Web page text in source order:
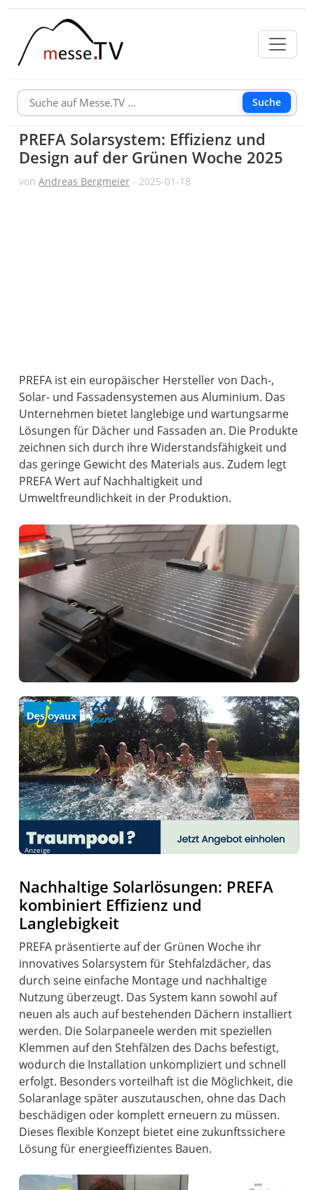
Suche
PREFA Solarsystem: Effizienz und
Design auf der Grünen Woche 2025
vonAndreas Bergmeier - 2025-01-18
PREFA ist ein europäischer Hersteller von Dach-,
Solar- und Fassadensystemen aus Aluminium. Das
Unternehmen bietet langlebige und wartungsarme
Lösungen für Dächer und Fassaden an. Die Produkte
zeichnen sich durch ihre Widerstandsfähigkeit und
das geringe Gewicht des Materials aus. Zudem legt
PREFA Wert auf Nachhaltigkeit und
Umweltfreundlichkeit in der Produktion.
Anzeige
Nachhaltige Solarlösungen: PREFA
kombiniert Effizienz und
Langlebigkeit
PREFA präsentierte auf der Grünen Woche ihr
innovatives Solarsystem für Stehfalzdächer, das
durch seine einfache Montage und nachhaltige
Nutzung überzeugt. Das System kann sowohl auf
neuen als auch auf bestehenden Dächern installiert
werden. Die Solarpaneele werden mit speziellen
Klemmen auf den Stehfälzen des Dachs befestigt,
wodurch die Installation unkompliziert und schnell
erfolgt. Besonders vorteilhaft ist die Möglichkeit, die
Solaranlage später auszutauschen, ohne das Dach
beschädigen oder komplett erneuern zu müssen.
Dieses flexible Konzept bietet eine zukunftssichere
Lösung für energieeffizientes Bauen.